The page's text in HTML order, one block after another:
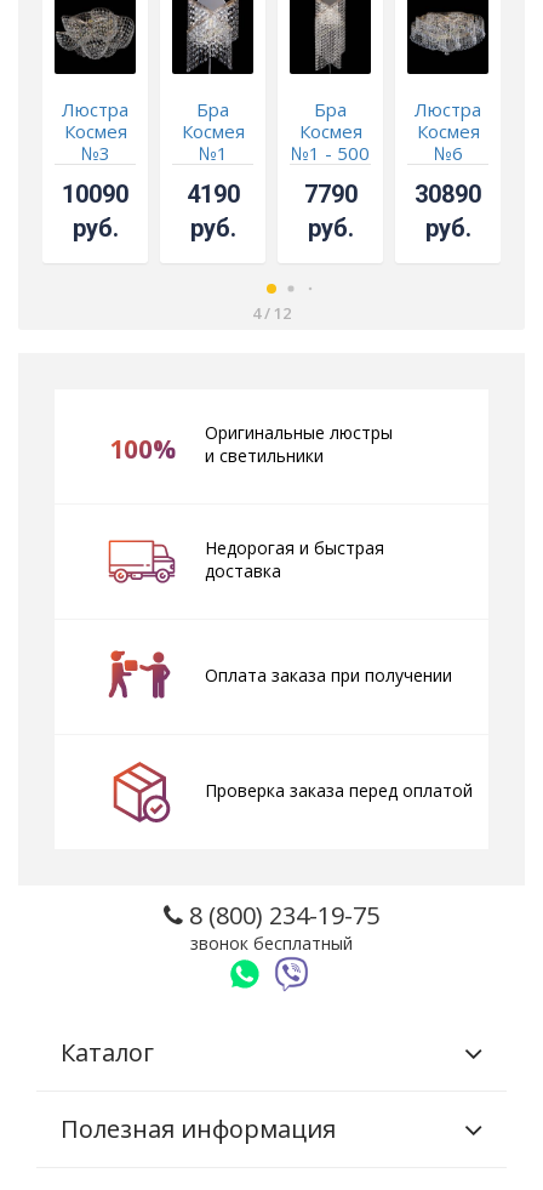
Люстра
Космея
№3
10090
руб.
Бра
Космея
№1
4190
руб.
Бра
Космея
№1 - 500
7790
руб.
Люстра
Космея
№6
30890
руб.
4/ 12
100%
Оригинальные люстры
и светильники
Недорогая и быстрая
доставка
Оплата заказа при получении
Проверка заказа перед оплатой
8 (800) 234-19-75
звонок бесплатный
Каталог
Полезная информация